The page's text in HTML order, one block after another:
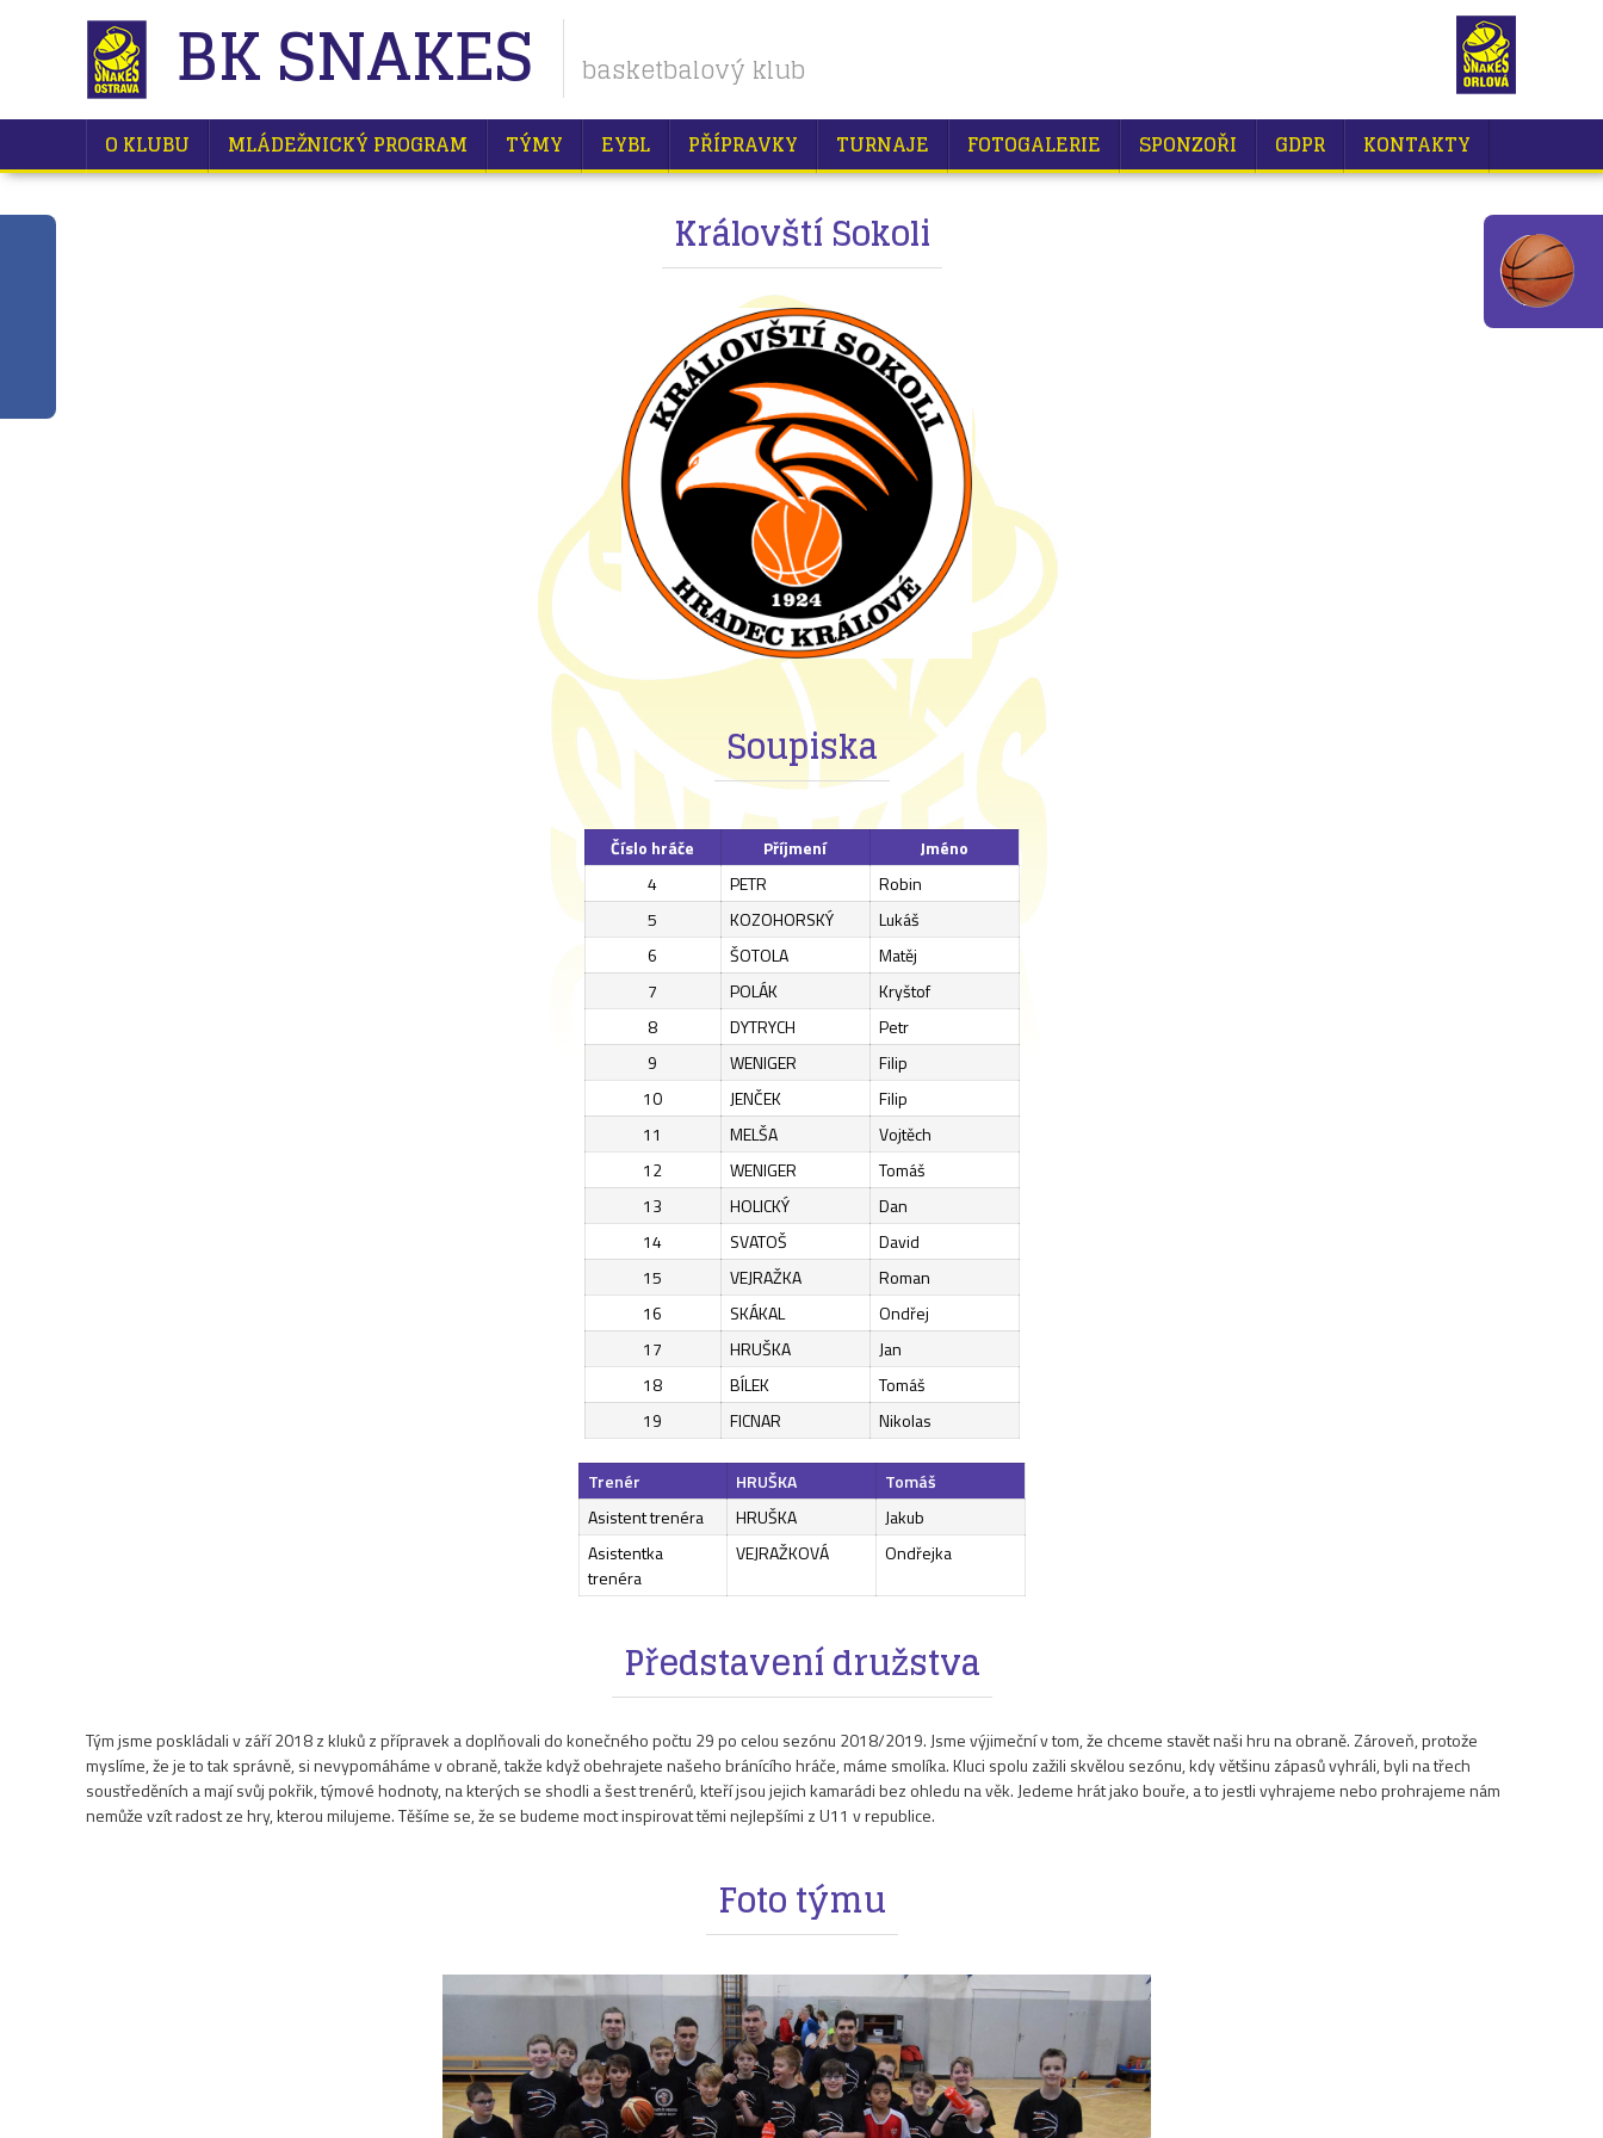
BK SNAKES basketbalový klub
O KLUBU MLÁDEŽNICKÝ PROGRAM TÝMY EYBL PŘÍPRAVKY TURNAJE FOTOGALERIE SPONZOŘI GDPR KONTAKTY
Královští Sokoli
Soupiska
Číslo hráče Příjmení
Jméno
4
PETR
Robin
5
KOZOHORSKÝ
Lukáš
6
ŠOTOLA
Matěj
7
POLÁK
Kryštof
8
DYTRYCH
Petr
9
WENIGER
Filip
10
JENČEK
Filip
11
MELŠA
Vojtěch
12
WENIGER
Tomáš
13
HOLICKÝ
Dan
14
SVATOŠ
David
15
VEJRAŽKA
Roman
16
SKÁKAL
Ondřej
17
HRUŠKA
Jan
18
BÍLEK
Tomáš
19
FICNAR Nikolas
Trenér HRUŠKA
Tomáš
Asistent trenéra
HRUŠKA
Jakub
Asistentka
trenéra
VEJRAŽKOVÁ Ondřejka
Představení družstva
Tým jsme poskládali v září 2018 z kluků z přípravek a doplňovali do konečného počtu 29 po celou sezónu 2018/2019. Jsme výjimeční v tom, že chceme stavět naši hru na obraně. Zároveň, protože
myslíme, že je to tak správně, si nevypomáháme v obraně, takže když obehrajete našeho bránícího hráče, máme smolíka. Kluci spolu zažili skvělou sezónu, kdy většinu zápasů vyhráli, byli na třech
soustředěních a mají svůj pokřik, týmové hodnoty, na kterých se shodli a šest trenérů, kteří jsou jejich kamarádi bez ohledu na věk. Jedeme hrát jako bouře, a to jestli vyhrajeme nebo prohrajeme nám
nemůže vzít radost ze hry, kterou milujeme. Těšíme se, že se budeme moct inspirovat těmi nejlepšími z U11 v republice.
Foto týmu